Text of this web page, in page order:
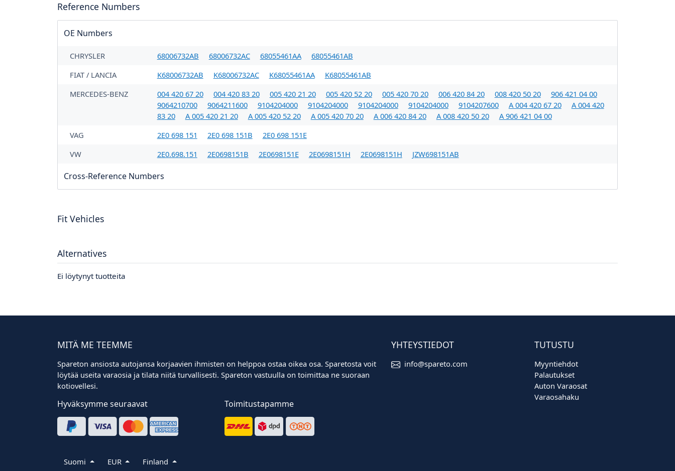
Reference Numbers
OE Numbers
CHRYSLER 68006732AB 68006732AC 68055461AA
68055461AB
FIAT / LANCIA
K68006732AB K68006732AC K68055461AA
K68055461AB
MERCEDES-BENZ
004 420 67 20 004 420 83 20 005 420 21 20 005 420 52 20 005 420 70 20 006 420 84 20 008 420 50 20
906 421 04 00
9064210700
9064211600 9104204000 9104204000 9104204000 9104204000 9104207600 A 004 420 67 20
A 004 420
83 20
A 005 420 21 20 A 005 420 52 20 A 005 420 70 20 A 006 420 84 20 A 008 420 50 20
A 906 421 04 00
VAG
2E0 698 151 2E0 698 151B
2E0 698 151E
VW
2E0.698.151 2E0698151B 2E0698151E 2E0698151H 2E0698151H JZW698151AB
Cross-Reference Numbers
Fit Vehicles
Alternatives
Ei löytynyt tuotteita
MITÄ ME TEEMME
Spareton ansiosta autojansa korjaavien ihmisten on helppoa ostaa oikea osa. Sparetosta voit
löytää useita varaosia ja tilata niitä turvallisesti. Spareton vastuulla on toimittaa ne suoraan
kotiovellesi.
Hyväksymme seuraavat Toimitustapamme
YHTEYSTIEDOT
info@spareto.com
TUTUSTU
Myyntiehdot
Palautukset
Auton Varaosat
Varaosahaku
Suomi EUR Finland